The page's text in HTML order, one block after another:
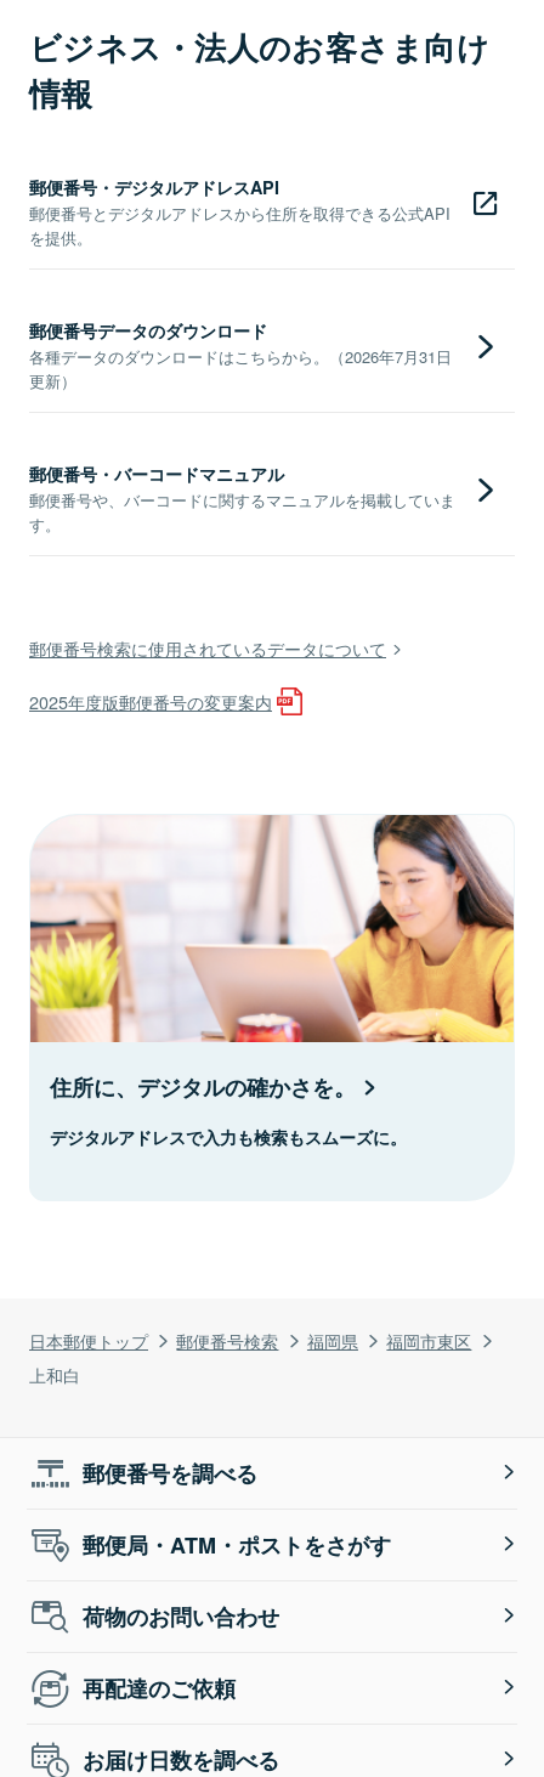
日本郵便トップ 郵便番号検索 福岡県
福岡市東区
上和白
ビジネス・法人のお客さま向け
情報
郵便番号・デジタルアドレスAPI
郵便番号とデジタルアドレスから住所を取得できる公式API
を提供。
郵便番号データのダウンロード
各種データのダウンロードはこちらから。（2026年7月31日
更新）
郵便番号・バーコードマニュアル
郵便番号や、バーコードに関するマニュアルを掲載していま
す。
郵便番号検索に使用されているデータについて
2025年度版郵便番号の変更案内
住所に、デジタルの確かさを。
デジタルアドレスで入力も検索もスムーズに。
郵便番号を調べる
郵便局・ATM・ポストをさがす
荷物のお問い合わせ
再配達のご依頼
お届け日数を調べる